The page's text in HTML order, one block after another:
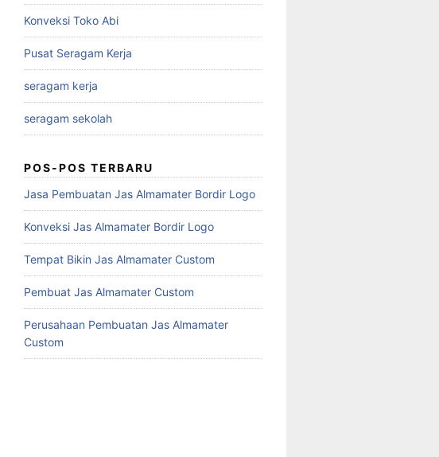
Konveksi Toko Abi
Pusat Seragam Kerja
seragam kerja
seragam sekolah
POS-POS TERBARU
Jasa Pembuatan Jas Almamater Bordir Logo
Konveksi Jas Almamater Bordir Logo
Tempat Bikin Jas Almamater Custom
Pembuat Jas Almamater Custom
Perusahaan Pembuatan Jas Almamater
Custom